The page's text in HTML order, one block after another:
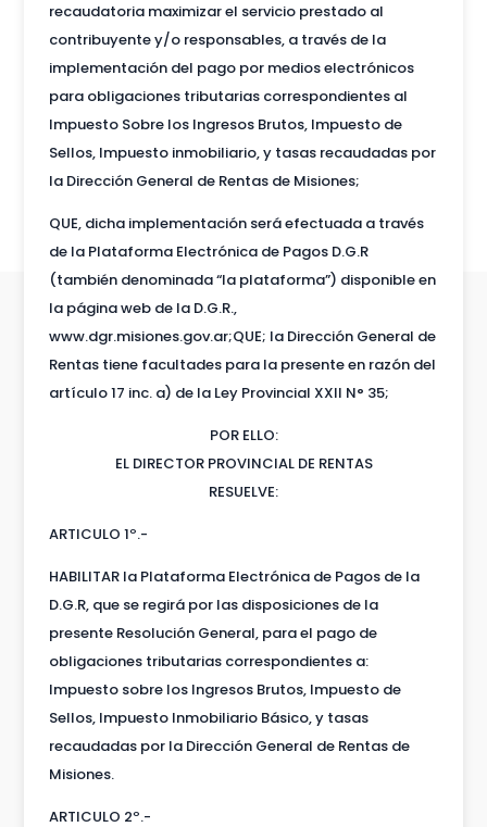
recaudatoria maximizar el servicio prestado al
contribuyente y/o responsables, a través de la
implementación del pago por medios electrónicos
para obligaciones tributarias correspondientes al
Impuesto Sobre los Ingresos Brutos, Impuesto de
Sellos, Impuesto inmobiliario, y tasas recaudadas por
la Dirección General de Rentas de Misiones;
QUE, dicha implementación será efectuada a través
de la Plataforma Electrónica de Pagos D.G.R
(también denominada “la plataforma”) disponible en
la página web de la D.G.R.,
www.dgr.misiones.gov.ar;QUE; la Dirección General de
Rentas tiene facultades para la presente en razón del
artículo 17 inc. a) de la Ley Provincial XXII N° 35;
POR ELLO:
EL DIRECTOR PROVINCIAL DE RENTAS
RESUELVE:
ARTICULO 1º.-
HABILITAR la Plataforma Electrónica de Pagos de la
D.G.R, que se regirá por las disposiciones de la
presente Resolución General, para el pago de
obligaciones tributarias correspondientes a:
Impuesto sobre los Ingresos Brutos, Impuesto de
Sellos, Impuesto Inmobiliario Básico, y tasas
recaudadas por la Dirección General de Rentas de
Misiones.
ARTICULO 2º.-